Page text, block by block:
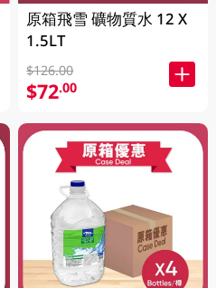
原箱飛雪 礦物質水 12 X
1.5LT
$126.00
$72.00